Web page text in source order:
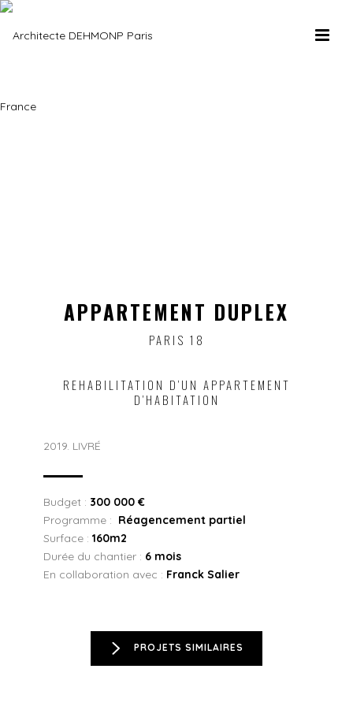
APPARTEMENT DUPLEX
PARIS 18
REHABILITATION D’UN APPARTEMENT
D’HABITATION
2019. LIVRÉ
Budget : 300 000 €
Programme : Réagencement partiel
Surface : 160m2
Durée du chantier : 6 mois
En collaboration avec : Franck Salier
PROJETS SIMILAIRES